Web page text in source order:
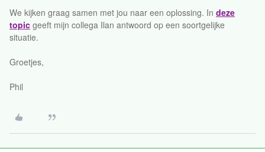
We kijken graag samen met jou naar een oplossing. In deze
topic geeft mijn collega Ilan antwoord op een soortgelijke
situatie.
Groetjes,
Phil